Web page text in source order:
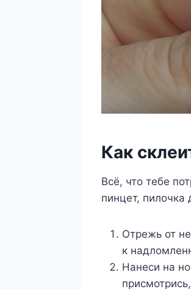
Как
Всё, что тебе
пинцет, пилочка
Отрежь от
к
Нанеси на